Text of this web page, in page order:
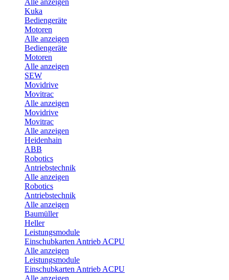
Alle anzeigen
Kuka
Bediengeräte
Motoren
Alle anzeigen
Bediengeräte
Motoren
Alle anzeigen
SEW
Movidrive
Movitrac
Alle anzeigen
Movidrive
Movitrac
Alle anzeigen
Heidenhain
ABB
Robotics
Antriebstechnik
Alle anzeigen
Robotics
Antriebstechnik
Alle anzeigen
Baumüller
Heller
Leistungsmodule
Einschubkarten Antrieb ACPU
Alle anzeigen
Leistungsmodule
Einschubkarten Antrieb ACPU
Alle anzeigen